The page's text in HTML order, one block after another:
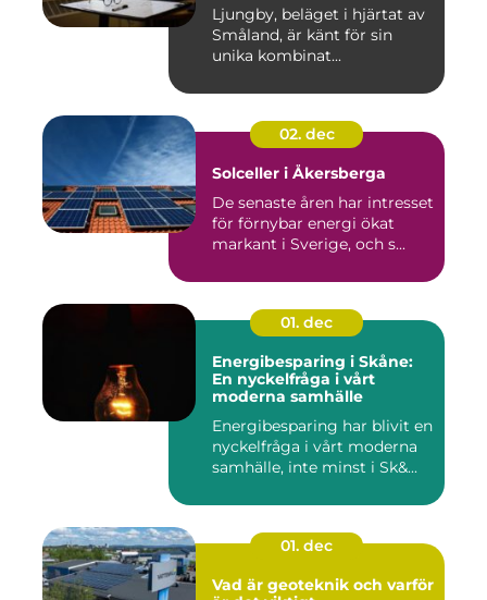
Ljungby, beläget i hjärtat av
Småland, är känt för sin
unika kombinat...
02. dec
Solceller i Åkersberga
De senaste åren har intresset
för förnybar energi ökat
markant i Sverige, och s...
01. dec
Energibesparing i Skåne:
En nyckelfråga i vårt
moderna samhälle
Energibesparing har blivit en
nyckelfråga i vårt moderna
samhälle, inte minst i Sk&...
01. dec
Vad är geoteknik och varför